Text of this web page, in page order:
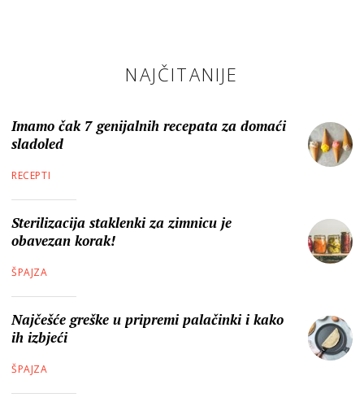
NAJČITANIJE
Imamo čak 7 genijalnih recepata za domaći
sladoled
RECEPTI
Sterilizacija staklenki za zimnicu je
obavezan korak!
ŠPAJZA
Najčešće greške u pripremi palačinki i kako
ih izbjeći
ŠPAJZA